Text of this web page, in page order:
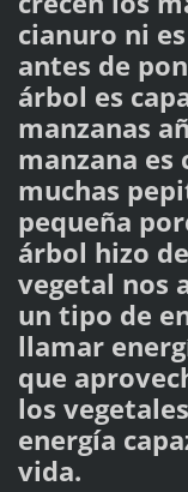
cianuro ni
antes de
árbol es
manzanas
manzana es
muchas
pequeña
árbol hizo
vegetal nos
un tipo de
llamar
que
los
energía
vida.